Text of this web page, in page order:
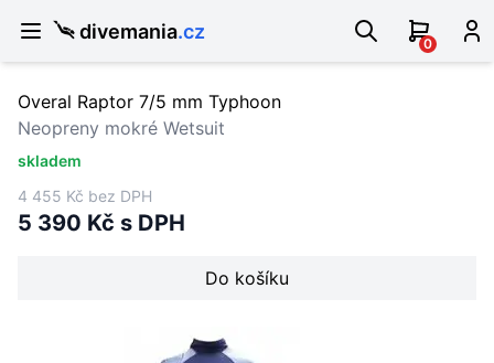
divemania.cz
0
Overal Raptor 7/5 mm Typhoon
Neopreny mokré Wetsuit
skladem
4 455 Kč bez DPH
5 390 Kč s DPH
Do košíku